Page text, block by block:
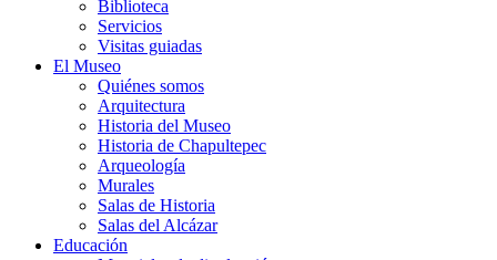
Biblioteca
Servicios
Visitas guiadas
El Museo
Quiénes somos
Arquitectura
Historia del Museo
Historia de Chapultepec
Arqueología
Murales
Salas de Historia
Salas del Alcázar
Educación